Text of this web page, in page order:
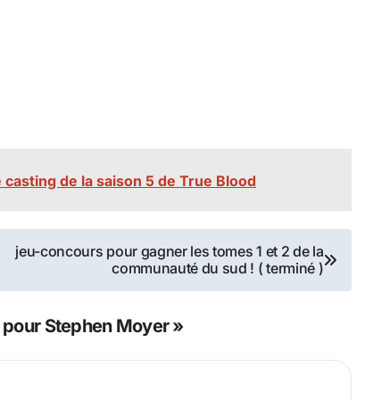
de la saison 5 de True Blood
jeu-concours pour gagner les tomes 1 et 2 de la
communauté du sud ! ( terminé )
Stephen Moyer »